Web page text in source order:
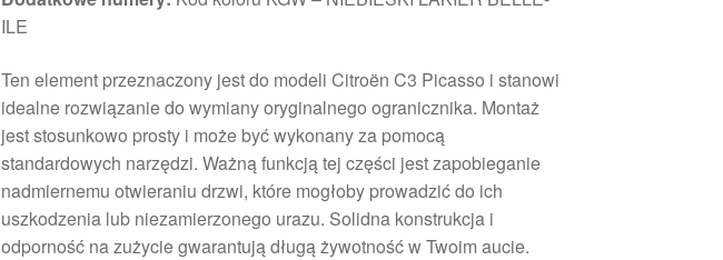
ILE
Ten element przeznaczony jest do modeli Citroën C3 Picasso i stanowi
idealne rozwiązanie do wymiany oryginalnego ogranicznika. Montaż
jest stosunkowo prosty i może być wykonany za pomocą
standardowych narzędzi. Ważną funkcją tej części jest zapobieganie
nadmiernemu otwieraniu drzwi, które mogłoby prowadzić do ich
uszkodzenia lub niezamierzonego urazu. Solidna konstrukcja i
odporność na zużycie gwarantują długą żywotność w Twoim aucie.